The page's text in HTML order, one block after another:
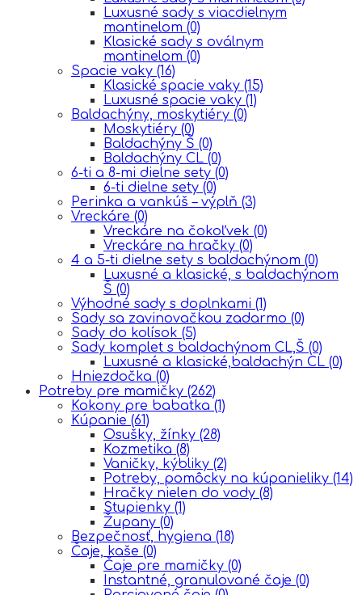
Luxusné sady s viacdielnym
mantinelom (0)
Klasické sady s oválnym
mantinelom (0)
Spacie vaky (16)
Klasické spacie vaky (15)
Luxusné spacie vaky (1)
Baldachýny, moskytiéry (0)
Moskytiéry (0)
Baldachýny Š (0)
Baldachýny CL (0)
6-ti a 8-mi dielne sety (0)
6-ti dielne sety (0)
Perinka a vankúš – výplň (3)
Vreckáre (0)
Vreckáre na čokoľvek (0)
Vreckáre na hračky (0)
4 a 5-ti dielne sety s baldachýnom (0)
Luxusné a klasické, s baldachýnom
Š (0)
Výhodné sady s doplnkami (1)
Sady sa zavinovačkou zadarmo (0)
Sady do kolísok (5)
Sady komplet s baldachýnom CL,Š (0)
Luxusné a klasické,baldachýn CL (0)
Hniezdočka (0)
Potreby pre mamičky (262)
Kokony pre babatka (1)
Kúpanie (61)
Osušky, žínky (28)
Kozmetika (8)
Vaničky, kýbliky (2)
Potreby, pomôcky na kúpanieliky (14)
Hračky nielen do vody (8)
Stupienky (1)
Župany (0)
Bezpečnosť, hygiena (18)
Čaje, kaše (0)
Čaje pre mamičky (0)
Instantné, granulované čaje (0)